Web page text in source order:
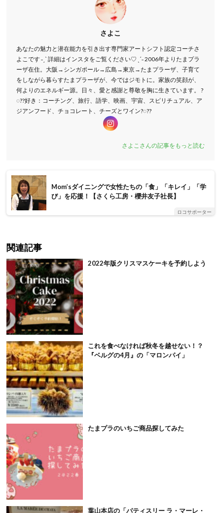
さよこ
あなたの魅力と潜在能力を引き出す専門家アートシフト認定コーチさ
よこです ˗ˏˋ 詳細はインスタをご覧ください♡ ˎˊ˗ 2006年よりたまプラ
ーザ在住。大阪→シンガポール→広島→東京→たまプラーザ、子育て
をしながら暮らすたまプラーザが、今ではジモトに。家族の笑顔が、
何よりのエネルギー源。日々、愛と感謝と尊敬を胸に生きています。 ?
◌??好き：コーチング、旅行、語学、映画、宇宙、スピリチュアル、ア
ジアンフード、チョコレート、チーズとワイン?◌??
さよこさんの記事をもっと読む
Mom’sダイニングで女性たちの「食」「キレイ」「学
び」を応援！【さくら工房・櫻井友子社長】
ロコサポーター
関連記事
2022年版クリスマスケーキを予約しよう
これを食べなければ秋冬を越せない！？
『ベルグの4月』の「マロンパイ」
たまプラのいちご商品探してみた
葉山本店の「パティスリー ラ・マーレ・